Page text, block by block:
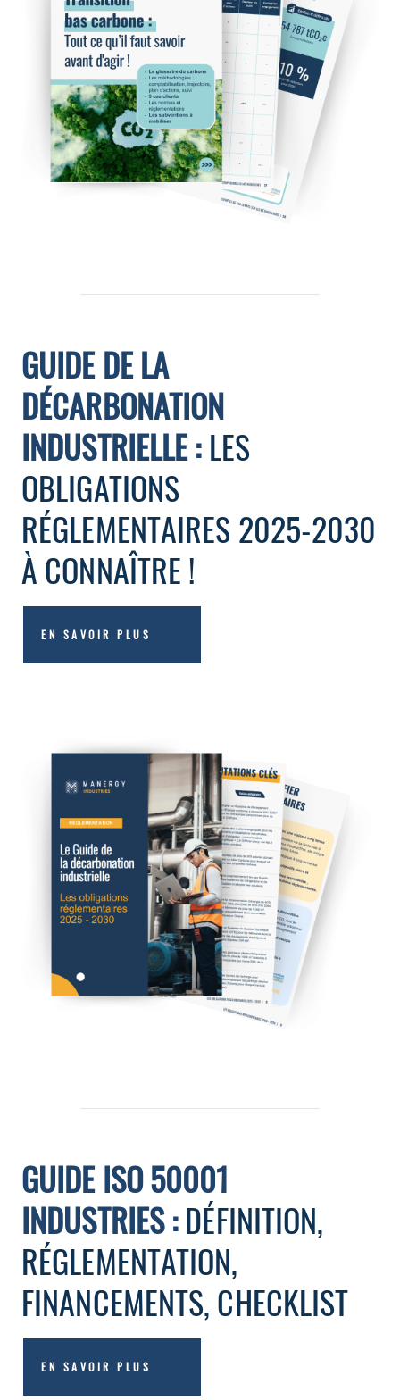
GUIDE DE LA
DÉCARBONATION
INDUSTRIELLE :LES
OBLIGATIONS
RÉGLEMENTAIRES 2025-2030
À CONNAÎTRE !
EN SAVOIR PLUS
GUIDE ISO 50001
INDUSTRIES :DÉFINITION,
RÉGLEMENTATION,
FINANCEMENTS, CHECKLIST
EN SAVOIR PLUS